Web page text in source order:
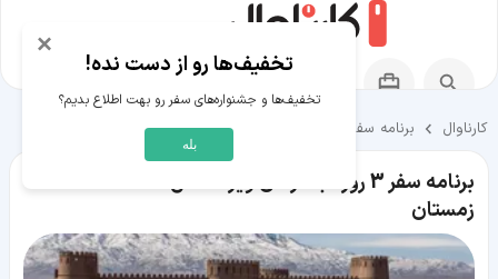
کارناوال برنامه سفر برنامه سفر های کرمان
برنامه سفر 3 روزه به کرمان ویژه فصل
زمستان
×
تخفیف‌ها رو از دست نده!
تخفیف‌ها و جشنواره‌های سفر رو بهت اطلاع بدیم؟
بله